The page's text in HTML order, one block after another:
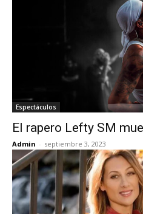
Espectáculos
El rapero Lefty SM
Admin - septiembre 3, 2023